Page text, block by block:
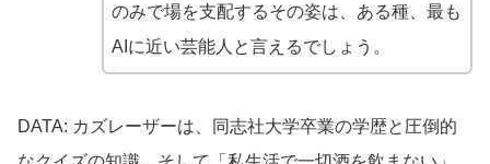
のみで場を支配するその姿は、ある種、最も
AIに近い芸能人と言えるでしょう。
DATA: カズレーザーは、同志社大学卒業の学歴と圧倒的